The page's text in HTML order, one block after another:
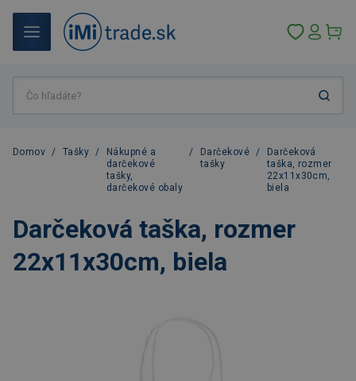
Domov / Tašky /
Nákupné a
darčekové
tašky,
darčekové obaly
/
Darčekové
tašky
/
Darčeková
taška, rozmer
22x11x30cm,
biela
Darčeková taška, rozmer
22x11x30cm, biela